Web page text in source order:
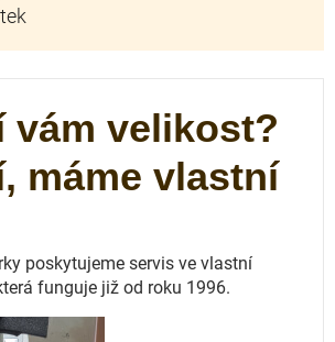
vám velikost?
máme vlastní
poskytujeme servis ve vlastní
funguje již od roku 1996.